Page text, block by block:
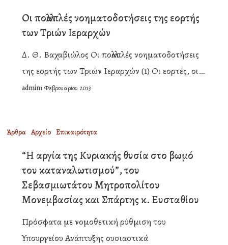
νοηματοδοτήσεις
εορτής
Τριών
Οι πολλαπλές νοηματοδοτήσεις της εορτής
των Τριών Ιεραρχών
Δ. Θ. Βαχαβιώλος Οι πολλαπλές νοηματοδοτήσεις
της εορτής των Τριών Ιεραρχών (1) Οι εορτές, οι…
admin1 Φεβρουαρίου 2013
“Η
Κυριακής
θυσία
βωμό
Άρθρα Αρχείο Επικαιρότητα
“Η αργία της Κυριακής θυσία στο βωμό
του καταναλωτισμού”, του
Σεβασμιωτάτου Μητροπολίτου
Μονεμβασίας και Σπάρτης κ. Ευσταθίου
Πρόσφατα με νομοθετική ρύθμιση του
Υπουργείου Ανάπτυξης ουσιαστικά